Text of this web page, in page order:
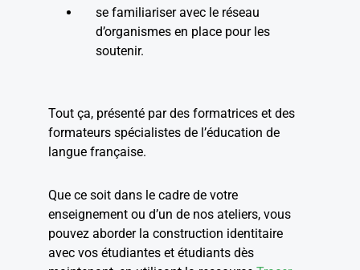
se familiariser avec le réseau
d’organismes en place pour les
soutenir.
Tout ça, présenté par des formatrices et des
formateurs spécialistes de l’éducation de
langue française.
Que ce soit dans le cadre de votre
enseignement ou d’un de nos ateliers, vous
pouvez aborder la construction identitaire
avec vos étudiantes et étudiants dès